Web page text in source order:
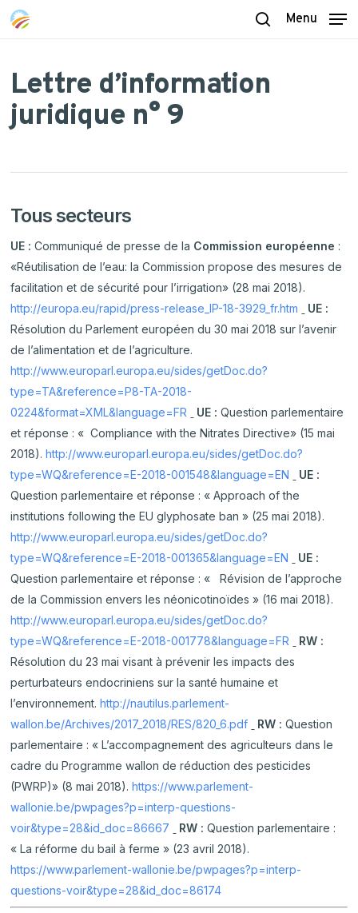
Skip
content
Menu
Lettre d’information
juridique n° 9
Tous secteurs
UE :Communiqué de presse de la Commission européenne :
«Réutilisation de l’eau: la Commission propose des mesures de
facilitation et de sécurité pour l’irrigation» (28 mai 2018).
http://europa.eu/rapid/press-release_IP-18-3929_fr.htm
UE :
Résolution du Parlement européen du 30 mai 2018 sur l’avenir
de l’alimentation et de l’agriculture.
http://www.europarl.europa.eu/sides/getDoc.do?
type=TA&reference=P8-TA-2018-
0224&format=XML&language=FR
UE :Question parlementaire
et réponse : « Compliance with the Nitrates Directive» (15 mai
2018).http://www.europarl.europa.eu/sides/getDoc.do?
type=WQ&reference=E-2018-001548&language=EN
UE :
Question parlementaire et réponse : « Approach of the
institutions following the EU glyphosate ban » (25 mai 2018).
http://www.europarl.europa.eu/sides/getDoc.do?
type=WQ&reference=E-2018-001365&language=EN
UE :
Question parlementaire et réponse : «
Révision de l’approche
de la Commission envers les néonicotinoïdes » (16 mai 2018).
http://www.europarl.europa.eu/sides/getDoc.do?
type=WQ&reference=E-2018-001778&language=FR
RW :
Résolution du 23 mai visant à prévenir les impacts des
perturbateurs endocriniens sur la santé humaine et
l’environnement.http://nautilus.parlement-
wallon.be/Archives/2017_2018/RES/820_6.pdf
RW :Question
parlementaire : « L’accompagnement des agriculteurs dans le
cadre du Programme wallon de réduction des pesticides
(PWRP)» (8 mai 2018).https://www.parlement-
wallonie.be/pwpages?p=interp-questions-
voir&type=28&id_doc=86667
RW :Question parlementaire :
« La réforme du bail à ferme » (23 avril 2018).
https://www.parlement-wallonie.be/pwpages?p=interp-
questions-voir&type=28&id_doc=86174